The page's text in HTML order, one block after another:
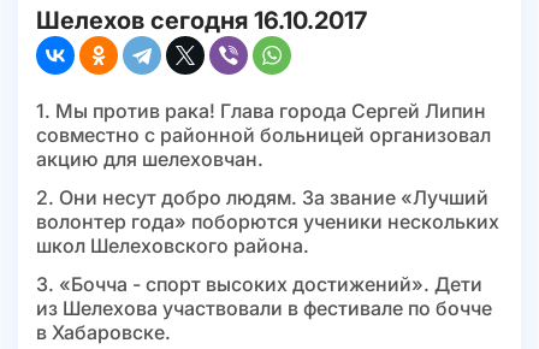
Шелехов сегодня 16.10.2017
1. Мы против рака! Глава города Сергей Липин
совместно с районной больницей организовал
акцию для шелеховчан.
2. Они несут добро людям. За звание «Лучший
волонтер года» поборются ученики нескольких
школ Шелеховского района.
3. «Бочча - спорт высоких достижений». Дети
из Шелехова участвовали в фестивале по бочче
в Хабаровске.